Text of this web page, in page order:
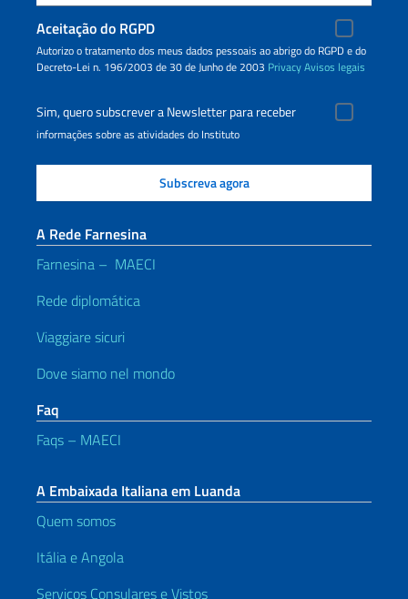
Aceitação do RGPD
Autorizo o tratamento dos meus dados pessoais ao abrigo do RGPD e do
Decreto-Lei n. 196/2003 de 30 de Junho de 2003 PrivacyAvisos legais
Sim, quero subscrever a Newsletter para receber
informações sobre as atividades do Instituto
A Rede Farnesina
Farnesina – MAECI
Rede diplomática
Viaggiare sicuri
Dove siamo nel mondo
Faq
Faqs – MAECI
A Embaixada Italiana em Luanda
Quem somos
Itália e Angola
Serviços Consulares e Vistos